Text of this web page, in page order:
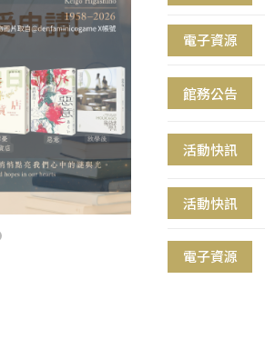
電子資源
館務公告
活動快訊
活動快訊
電子資源